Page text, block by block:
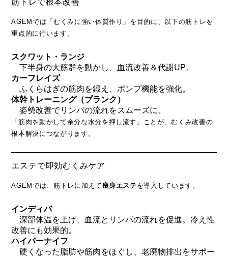
筋トレで根本改善
AGEMでは「むくみに強い体質作り」を目的に、以下の筋トレを
重点的に行います。
スクワット・ランジ
下半身の大筋群を動かし、血流改善＆代謝UP。
カーフレイズ
ふくらはぎの筋肉を鍛え、ポンプ機能を強化。
体幹トレーニング（プランク）
姿勢改善でリンパの流れをスムーズに。
「筋肉を動かして余分な水分を押し流す」ことが、むくみ改善の
根本解決につながります。
エステで即効むくみケア
AGEMでは、筋トレに加えて痩身エステを導入しています。
インディバ
深部体温を上げ、血流とリンパの流れを促進。冷え性
改善にも効果的。
ハイパーナイフ
硬くなった脂肪や筋肉をほぐし、老廃物排出をサポー